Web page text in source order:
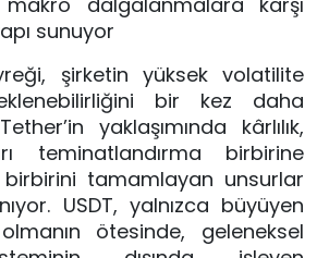
sunuyor
şirketin yüksek volatilite
bir kez daha
yaklaşımında kârlılık,
teminatlandırma birbirine
tamamlayan unsurlar
USDT, yalnızca büyüyen
ötesinde, geleneksel